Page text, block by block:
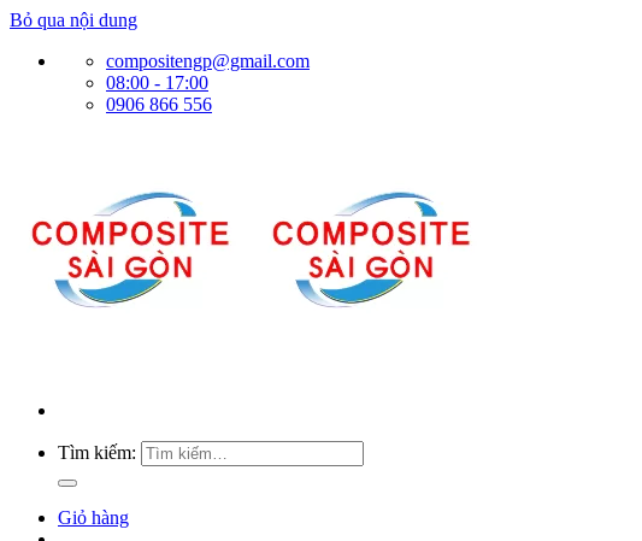
Bỏ qua nội dung
compositengp@gmail.com
08:00 - 17:00
0906 866 556
Tìm kiếm:
Giỏ hàng